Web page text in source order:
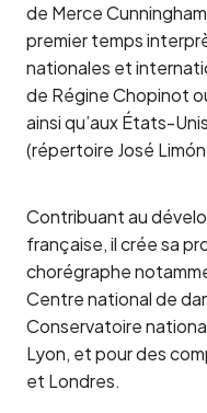
de Merce
premier temps
nationales et
de Régine Chopinot
ainsi qu’aux États-
(répertoire José
Contribuant au
française, il crée sa
chorégraphe
Centre national de
Conservatoire
Lyon, et pour des
et Londres.